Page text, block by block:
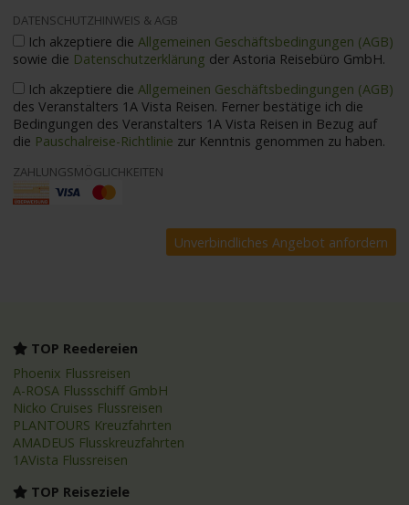
DATENSCHUTZHINWEIS & AGB
Ich akzeptiere die Allgemeinen Geschäftsbedingungen (AGB)
sowie die Datenschutzerklärung der Astoria Reisebüro GmbH.
Ich akzeptiere dieAllgemeinen Geschäftsbedingungen (AGB)
des Veranstalters 1A Vista Reisen. Ferner bestätige ich die
Bedingungen des Veranstalters 1A Vista Reisen in Bezug auf
die Pauschalreise-Richtlinie zur Kenntnis genommen zu haben.
ZAHLUNGSMÖGLICHKEITEN
TOP Reedereien
Phoenix Flussreisen
A-ROSA Flussschiff GmbH
Nicko Cruises Flussreisen
PLANTOURS Kreuzfahrten
AMADEUS Flusskreuzfahrten
1AVista Flussreisen
TOP Reiseziele